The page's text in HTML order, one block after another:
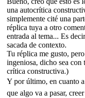
una autocrítica
simplemente cité una
réplica tuya a otro
entrada al tema... Es
sacada de contexto.
Tu réplica me gusto,
ingeniosa, dicho sea con
crítica constructiva.)
Y por último, en cuanto
que algo va a pasar,